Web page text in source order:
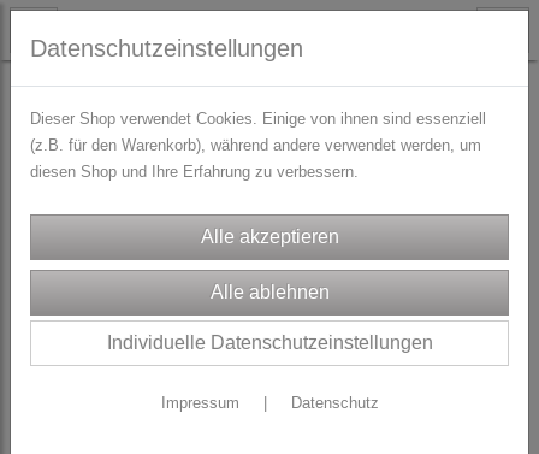
STOFFE Baumwoll-Webware
Datenschutzeinstellungen
Dieser Shop verwendet Cookies. Einige von ihnen sind essenziell
(z.B. für den Warenkorb), während andere verwendet werden, um
diesen Shop und Ihre Erfahrung zu verbessern.
Individuelle Datenschutzeinstellungen
Impressum Datenschutz